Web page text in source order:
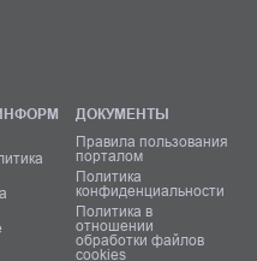
ДОКУМЕНТЫ
Правила пользования
порталом
Политика
конфиденциальности
Политика в
отношении
обработки файлов
cookies